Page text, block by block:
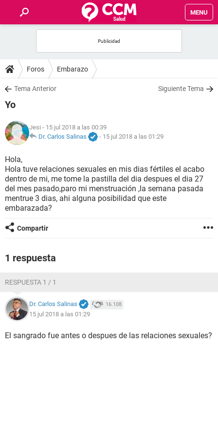
MENU
FOROS
SALUD
NUTRICIÓN
BIENESTAR
SEXUALIDAD
GLOSARIO
Foros Embarazo
Tema Anterior Siguiente Tema
Yo
Jesi - 15 jul 2018 a las 00:39
Dr. Carlos Salinas
- 15 jul 2018 a las 01:29
Hola,
Hola tuve relaciones sexuales en mis dias fértiles el acabo
dentro de mi, me tome la pastilla del dia despues el dia 27
del mes pasado,paro mi menstruación ,la semana pasada
mentrue 3 dias, ahi alguna posibilidad que este
embarazada?
Compartir
1 respuesta
RESPUESTA 1 / 1
Dr. Carlos Salinas 16.108
15 jul 2018 a las 01:29
El sangrado fue antes o despues de las relaciones sexuales?